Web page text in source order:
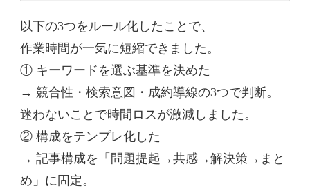
以下の3つをルール化したことで、
作業時間が一気に短縮できました。
① キーワードを選ぶ基準を決めた
→ 競合性・検索意図・成約導線の3つで判断。
迷わないことで時間ロスが激減しました。
② 構成をテンプレ化した
→ 記事構成を「問題提起→共感→解決策→まと
め」に固定。